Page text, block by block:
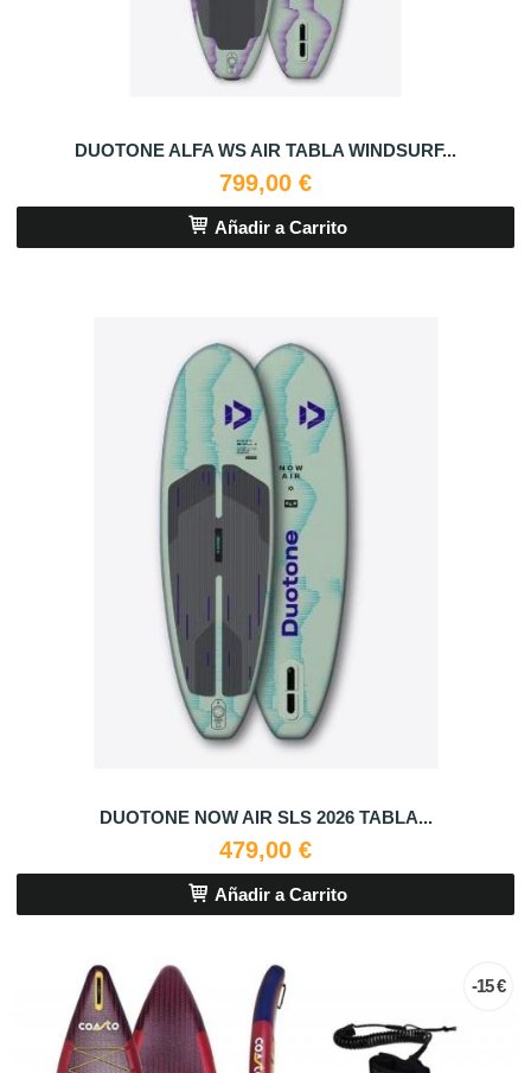
DUOTONE ALFA WS AIR TABLA WINDSURF...
799,00 €
Añadir a Carrito
DUOTONE NOW AIR SLS 2026 TABLA...
479,00 €
Añadir a Carrito
-15 €